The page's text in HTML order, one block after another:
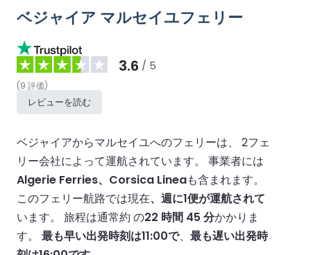
ベジャイア マルセイユフェリー
3.6 / 5
(9 評価)
レビューを読む
ベジャイアからマルセイユへのフェリーは、 2フェ
リー会社によって運航されています。 事業者には
Algerie Ferries、Corsica Lineaも含まれます。
このフェリー航路では現在、週に1便が運航されて
います。 旅程は通常約 の22 時間 45 分かかりま
す。 最も早い出発時刻は11:00で、 最も遅い出発時